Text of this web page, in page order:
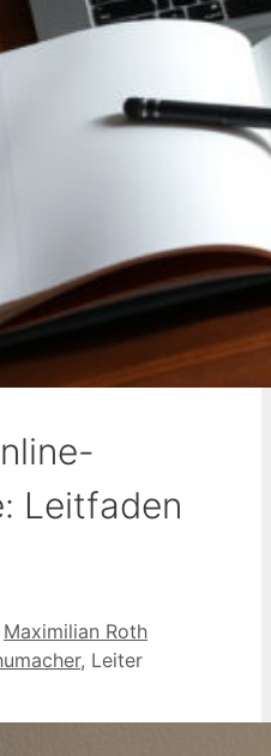
Leitfaden
Maximilian Roth
, Leiter